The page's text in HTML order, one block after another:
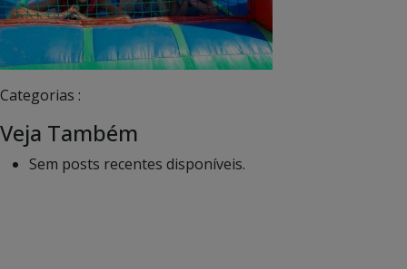
Categorias :
Veja Também
Sem posts recentes disponíveis.